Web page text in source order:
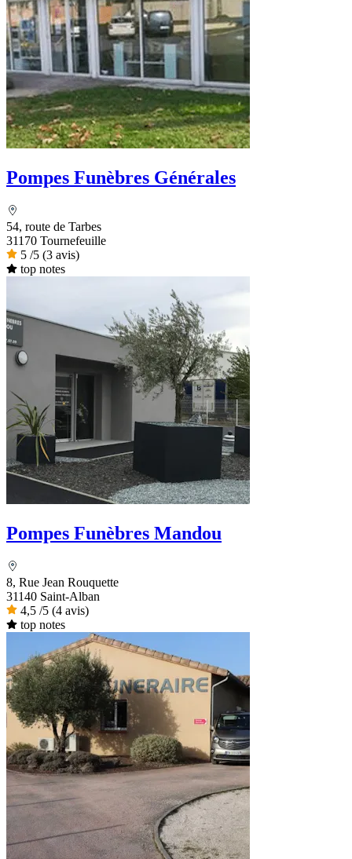
Pompes Funèbres Générales
54, route de Tarbes
31170 Tournefeuille
5 /5 (3 avis)
top notes
Pompes Funèbres Mandou
8, Rue Jean Rouquette
31140 Saint-Alban
4,5 /5 (4 avis)
top notes